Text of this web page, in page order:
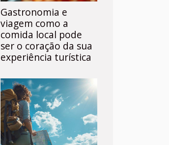
Gastronomia e
viagem como a
comida local pode
ser o coração da sua
experiência turística